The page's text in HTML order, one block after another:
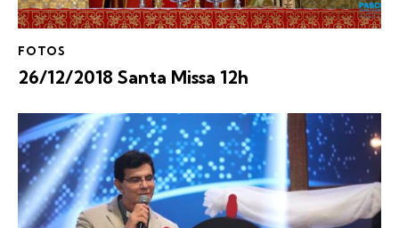
FOTOS
26/12/2018 Santa Missa 12h